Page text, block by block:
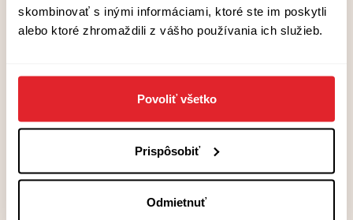
skombinovať s inými informáciami, ktoré ste im poskytli
alebo ktoré zhromaždili z vášho používania ich služieb.
Povoliť všetko
Prispôsobiť
Odmietnuť
inteligenciu treba chrániť a čičíkať, nech je
akákoľvek, aj preto si vylobujú platy lekári, nie
a umelecké dotácie sa budú ďalej rozdeľovať
podľa bratislavského PSČ – teda platí aj u
našich kaviarenských. Na obranu urbánneho
romantizmu, samozrejme, treba poznamenať, že
prinajmenšom u časti jeho stúpencov
predstavoval tento módny trend aj snahu o